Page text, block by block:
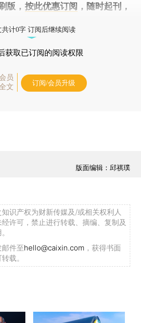
版， 按此优惠订阅 ，随时起刊，
共计0字 订阅后继续阅读
获取已订阅的阅读权限
员
文
订阅/会员升级
版面编辑：邱祺璞
识产权为财新传媒及/或相关权利人
许可，禁止进行转载、摘编、复制及
件至hello@caixin.com ，获得书面
载。